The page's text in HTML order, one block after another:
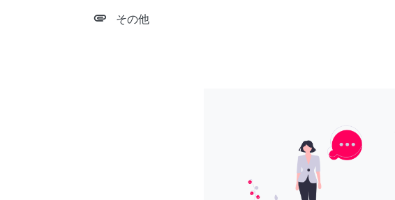
attachment その他